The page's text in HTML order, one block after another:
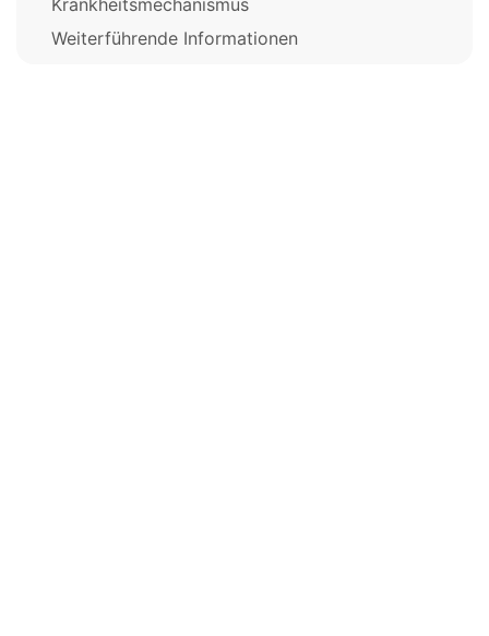
Weiterführende Informationen